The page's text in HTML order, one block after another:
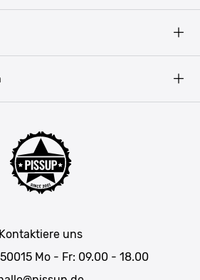
Kontaktiere uns
Mo - Fr: 09.00 - 18.00